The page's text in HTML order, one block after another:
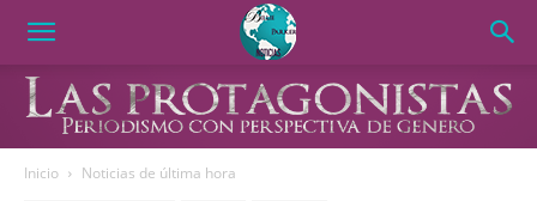
Inicio Noticias de última hora